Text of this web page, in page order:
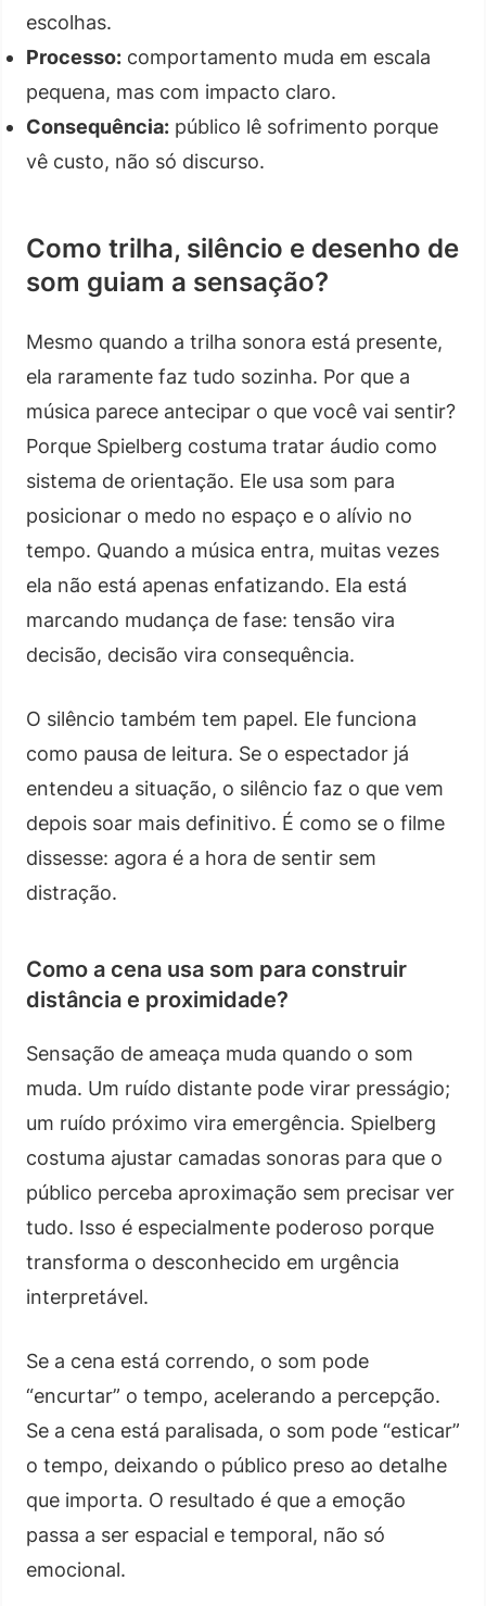
escolhas.
Processo: comportamento muda em escala
pequena, mas com impacto claro.
Consequência: público lê sofrimento porque
vê custo, não só discurso.
Como trilha, silêncio e desenho de
som guiam a sensação?
Mesmo quando a trilha sonora está presente,
ela raramente faz tudo sozinha. Por que a
música parece antecipar o que você vai sentir?
Porque Spielberg costuma tratar áudio como
sistema de orientação. Ele usa som para
posicionar o medo no espaço e o alívio no
tempo. Quando a música entra, muitas vezes
ela não está apenas enfatizando. Ela está
marcando mudança de fase: tensão vira
decisão, decisão vira consequência.
O silêncio também tem papel. Ele funciona
como pausa de leitura. Se o espectador já
entendeu a situação, o silêncio faz o que vem
depois soar mais definitivo. É como se o filme
dissesse: agora é a hora de sentir sem
distração.
Como a cena usa som para construir
distância e proximidade?
Sensação de ameaça muda quando o som
muda. Um ruído distante pode virar presságio;
um ruído próximo vira emergência. Spielberg
costuma ajustar camadas sonoras para que o
público perceba aproximação sem precisar ver
tudo. Isso é especialmente poderoso porque
transforma o desconhecido em urgência
interpretável.
Se a cena está correndo, o som pode
“encurtar” o tempo, acelerando a percepção.
Se a cena está paralisada, o som pode “esticar”
o tempo, deixando o público preso ao detalhe
que importa. O resultado é que a emoção
passa a ser espacial e temporal, não só
emocional.